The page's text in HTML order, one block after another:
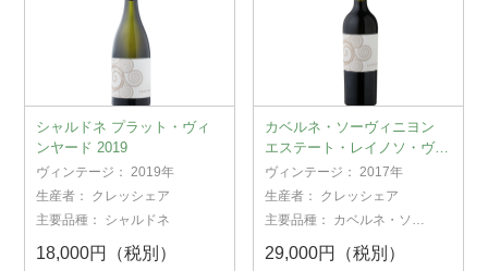
シャルドネ プラット・ヴィ
ンヤード 2019
ヴィンテージ：2019年
生産者： クレッシェア
主要品種： シャルドネ
18,000円（税別）
カベルネ・ソーヴィニヨン
エステート・レイノソ・ヴィ
ンヤード 2017
ヴィンテージ：2017年
生産者： クレッシェア
主要品種： カベルネ・ソー
29,000円（税別）